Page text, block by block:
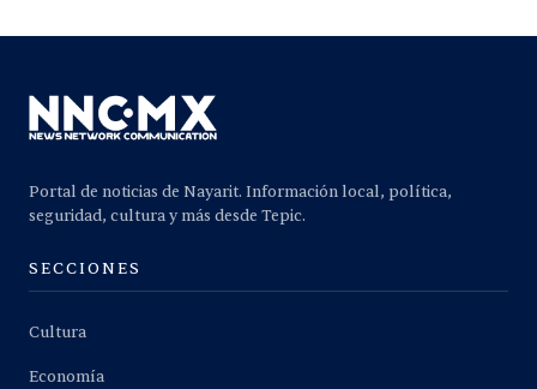
Portal de noticias de Nayarit. Información local, política,
seguridad, cultura y más desde Tepic.
SECCIONES
Cultura
Economía